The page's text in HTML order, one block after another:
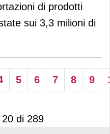
di prodotti
sui 3,3 milioni di
5 6 7 8 9
di 289